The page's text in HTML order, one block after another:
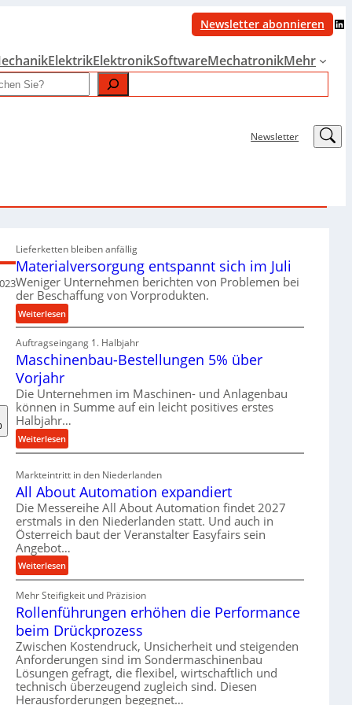
Newsletter abonnieren LinkedIn
ElektrikElektronikSoftwareMechatronikMehr
Newsletter LinkedIn
Lieferketten bleiben anfällig
Materialversorgung entspannt sich im Juli
Weniger Unternehmen berichten von Problemen bei
der Beschaffung von Vorprodukten.
Weiterlesen:
M
a
t
l
v
r
s
o
r
g
u
n
g
e
n
t
p
a
n
n
Auftragseingang 1. Halbjahr
Maschinenbau-Bestellungen 5% über
Vorjahr
Die Unternehmen im Maschinen- und Anlagenbau
können in Summe auf ein leicht positives erstes
Halbjahr…
Weiterlesen:
M
c
h
i
n
e
n
a
u
-
B
e
s
t
Markteintritt in den Niederlanden
All About Automation expandiert
Die Messereihe All About Automation findet 2027
erstmals in den Niederlanden statt. Und auch in
Österreich baut der Veranstalter Easyfairs sein
Angebot…
Weiterlesen:
A
l
l
b
o
u
t
A
Mehr Steifigkeit und Präzision
Rollenführungen erhöhen die Performance
beim Drückprozess
Zwischen Kostendruck, Unsicherheit und steigenden
Anforderungen sind im Sondermaschinenbau
Lösungen gefragt, die flexibel, wirtschaftlich und
technisch überzeugend zugleich sind. Diesen
Herausforderungen begegnet…